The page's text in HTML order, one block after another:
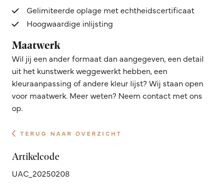
Gelimiteerde oplage met echtheidscertificaat
Hoogwaardige inlijsting
Maatwerk
Wil jij een ander formaat dan aangegeven, een detail
uit het kunstwerk weggewerkt hebben, een
kleuraanpassing of andere kleur lijst? Wij staan open
voor maatwerk. Meer weten? Neem contact met ons
op.
TERUG NAAR OVERZICHT
Artikelcode
UAC_20250208